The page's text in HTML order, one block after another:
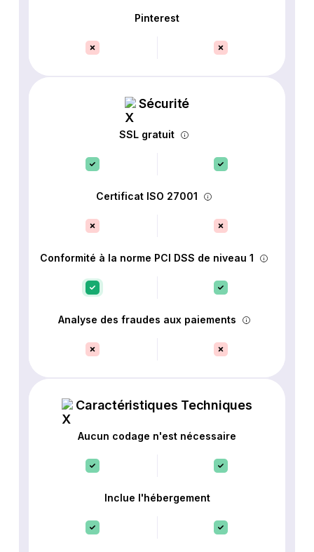
Pinterest
Sécurité
SSL gratuit
Certificat ISO 27001
Conformité à la norme PCI DSS de niveau 1
Analyse des fraudes aux paiements
Caractéristiques Techniques
Aucun codage n'est nécessaire
Inclue l'hébergement